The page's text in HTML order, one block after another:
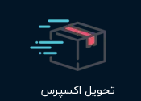
تحویل اکسپرس